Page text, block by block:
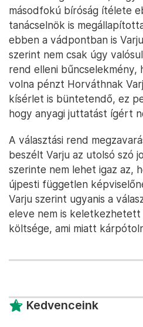
másodfokú bíróság ítélete
tanácselnök is
ebben a vádpontban is
szerint nem csak úgy
rend elleni bűncselekmény,
volna pénzt Horváthnak
kísérlet is büntetendő, ez
hogy anyagi juttatást ígért
A választási rend
beszélt Varju az utolsó szó
szerinte nem lehet igaz az,
újpesti független
Varju szerint ugyanis a
eleve nem is
költsége, ami miatt
Kedvenceink